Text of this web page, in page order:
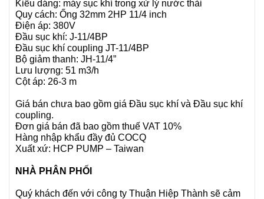
Kiểu dáng: máy sục khí trong xử lý nước thải
Quy cách: Ống 32mm 2HP 11/4 inch
Điện áp: 380V
Đầu sục khí: J-11/4BP
Đầu sục khí coupling JT-11/4BP
Bộ giảm thanh: JH-11/4”
Lưu lượng: 51 m3/h
Cột áp: 26-3 m
Giá bán chưa bao gồm giá Đầu sục khí và Đầu sục khí
coupling.
Đơn giá bán đã bao gồm thuế VAT 10%
Hàng nhập khẩu đầy đủ COCQ
Xuất xứ: HCP PUMP – Taiwan
NHÀ PHÂN PHỐI
Quý khách đến với công ty Thuận Hiệp Thành sẽ cảm